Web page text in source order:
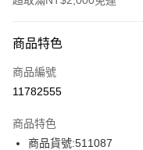
信用卡一次付款
超商取貨付款
Apple Pay
商品特色
商品編號
11782555
商品特色
商品貨號:511087